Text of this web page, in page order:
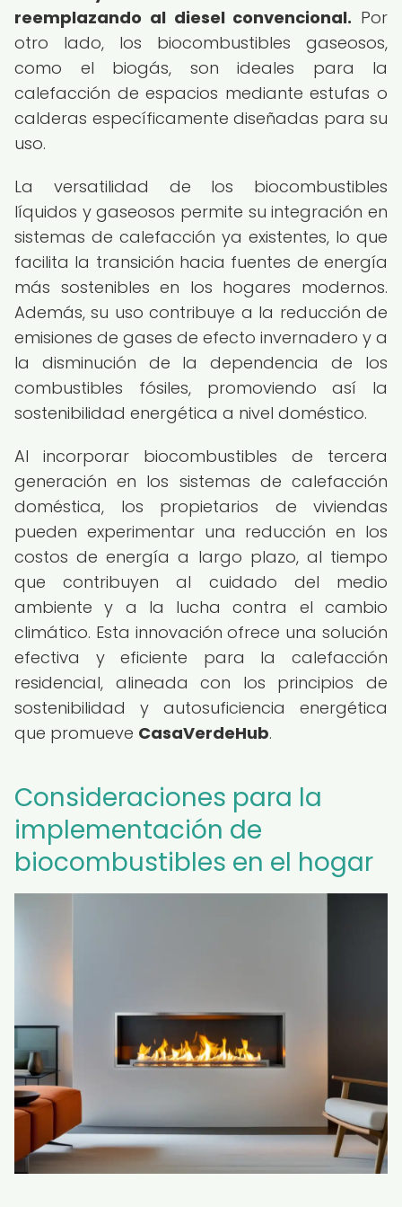
reemplazando al diesel convencional. Por
otro lado, los biocombustibles gaseosos,
como el biogás, son ideales para la
calefacción de espacios mediante estufas o
calderas específicamente diseñadas para su
uso.
La versatilidad de los biocombustibles
líquidos y gaseosos permite su integración en
sistemas de calefacción ya existentes, lo que
facilita la transición hacia fuentes de energía
más sostenibles en los hogares modernos.
Además, su uso contribuye a la reducción de
emisiones de gases de efecto invernadero y a
la disminución de la dependencia de los
combustibles fósiles, promoviendo así la
sostenibilidad energética a nivel doméstico.
Al incorporar biocombustibles de tercera
generación en los sistemas de calefacción
doméstica, los propietarios de viviendas
pueden experimentar una reducción en los
costos de energía a largo plazo, al tiempo
que contribuyen al cuidado del medio
ambiente y a la lucha contra el cambio
climático. Esta innovación ofrece una solución
efectiva y eficiente para la calefacción
residencial, alineada con los principios de
sostenibilidad y autosuficiencia energética
que promueve CasaVerdeHub.
Consideraciones para la
implementación de
biocombustibles en el hogar